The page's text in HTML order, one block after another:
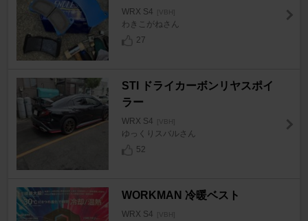
WRX S4 [VBH]
わきこがねさん
27
STI ドライカーボンリヤスポイ
ラー
WRX S4 [VBH]
ゆっくりスバルさん
52
WORKMAN 冷暖ベスト
WRX S4 [VBH]